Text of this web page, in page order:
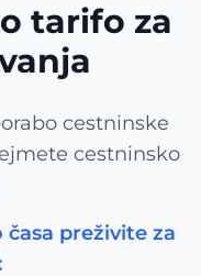
tarifo za
cestninske
cestninsko
preživite za